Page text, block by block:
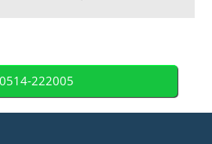
0514-222005